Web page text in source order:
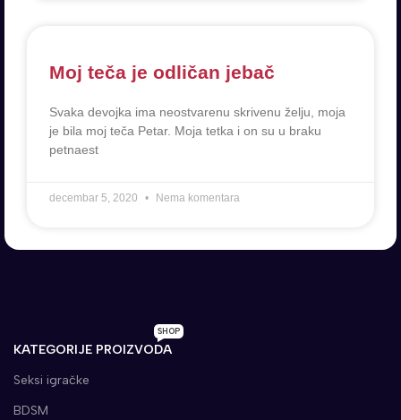
Moj teča je odličan jebač
Svaka devojka ima neostvarenu skrivenu želju, moja
je bila moj teča Petar. Moja tetka i on su u braku
petnaest
decembar 5, 2020 Nema komentara
KATEGORIJE PROIZVODA
SHOP
Seksi igračke
BDSM